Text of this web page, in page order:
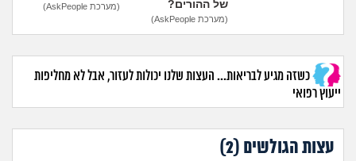
של ההורים?
(מערכת AskPeople)
(מערכת AskPeople)
כשזה מגיע לבריאות... העצות שלנו יכולות לעזור, אבל לא מחליפות
ייעוץ רפואי
עצות הגולשים (2
)